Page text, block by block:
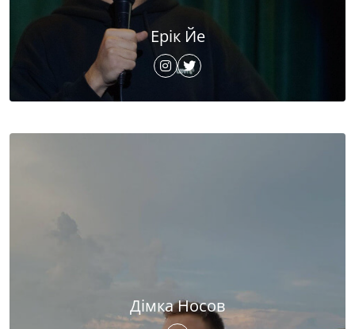
Ерік Йе
Дімка Носов